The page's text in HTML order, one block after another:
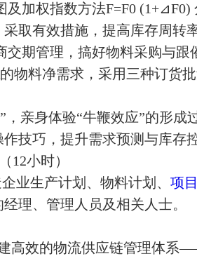
及加权指数方法F=F0 (1+⊿F0)
取有效措施，提高库存周转
交期管理，搞好物料采购与跟
物料净需求，采用三种订货
，亲身体验“牛鞭效应”的形成
技巧，提升需求预测与库存
12小时）
业生产计划、物料计划、 项
理、管理人员及相关人士。
高效的物流供应链管理体系